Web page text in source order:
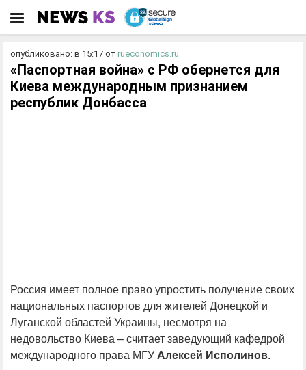
опубликовано: в 15:17 от rueconomics.ru
«Паспортная война» с РФ обернется для
Киева международным признанием
республик Донбасса
Россия имеет полное право упростить получение своих
национальных паспортов для жителей Донецкой и
Луганской областей Украины, несмотря на
недовольство Киева – считает заведующий кафедрой
международного права МГУАлексей Исполинов.